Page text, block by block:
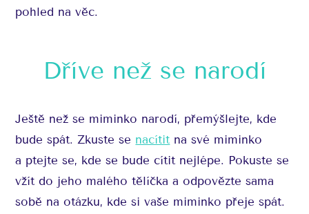
pohled na věc.
Dříve než se narodí
Ještě než se miminko narodí, přemýšlejte, kde
bude spát. Zkuste se nacítit na své miminko
a ptejte se, kde se bude cítit nejlépe. Pokuste se
vžít do jeho malého tělíčka a odpovězte sama
sobě na otázku, kde si vaše miminko přeje spát.